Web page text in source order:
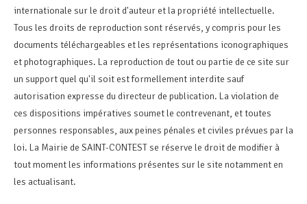
internationale sur le droit d'auteur et la propriété intellectuelle.
Tous les droits de reproduction sont réservés, y compris pour les
documents téléchargeables et les représentations iconographiques
et photographiques. La reproduction de tout ou partie de ce site sur
un support quel qu'il soit est formellement interdite sauf
autorisation expresse du directeur de publication. La violation de
ces dispositions impératives soumet le contrevenant, et toutes
personnes responsables, aux peines pénales et civiles prévues par la
loi. La Mairie de SAINT-CONTEST se réserve le droit de modifier à
tout moment les informations présentes sur le site notamment en
les actualisant.